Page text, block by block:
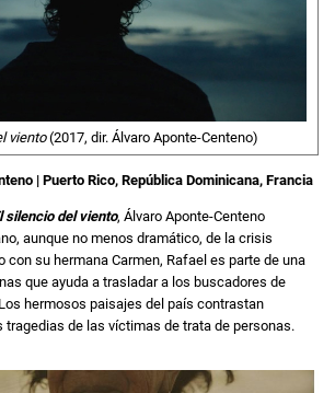
viento(2017, dir. Álvaro Aponte-Centeno)
| Puerto Rico, República Dominicana, Francia
silencio del viento, Álvaro Aponte-Centeno
aunque no menos dramático, de la crisis
con su hermana Carmen, Rafael es parte de una
que ayuda a trasladar a los buscadores de
hermosos paisajes del país contrastan
de las víctimas de trata de personas.